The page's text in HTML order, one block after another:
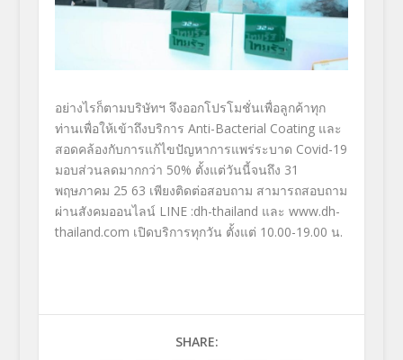
อย่างไรก็ตามบริษัทฯ จึงออกโปรโมชั่นเพื่อลูกค้าทุก
ท่านเพื่อให้เข้าถึงบริการ Anti-Bacterial Coating และ
สอดคล้องกับการแก้ไขปัญหาการแพร่ระบาด Covid-19
มอบส่วนลดมากกว่า 50% ตั้งแต่วันนี้จนถึง 31
พฤษภาคม 25 63 เพียงติดต่อสอบถาม สามารถสอบถาม
ผ่านสังคมออนไลน์ LINE :dh-thailand และ www.dh-
thailand.com เปิดบริการทุกวัน ตั้งแต่ 10.00-19.00 น.
SHARE: